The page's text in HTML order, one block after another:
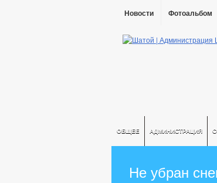
Новости Фотоальбом
ОБЩЕЕ АДМИНИСТРАЦИЯ
Не убран